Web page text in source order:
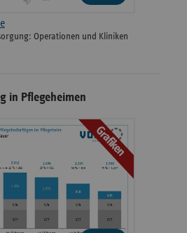
Operationen und Kliniken
in Pflegeheimen
Grafiken